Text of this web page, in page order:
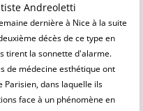
Andreoletti
dernière à Nice à la suite
décès de ce type en
tirent la sonnette d'alarme.
de médecine esthétique ont
Parisien, dans laquelle ils
face à un phénomène en